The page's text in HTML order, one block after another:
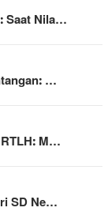
Saat Nila…
…
M…
SD Ne…